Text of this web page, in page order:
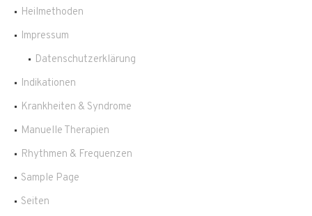
Heilmethoden
Impressum
Datenschutzerklärung
Indikationen
Krankheiten & Syndrome
Manuelle Therapien
Rhythmen & Frequenzen
Sample Page
Seiten